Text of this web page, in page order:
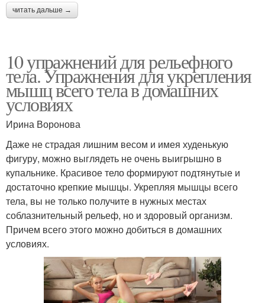
читать дальше →
10 упражнений для рельефного
тела. Упражнения для укрепления
мышц всего тела в домашних
условиях
Ирина Воронова
Даже не страдая лишним весом и имея худенькую
фигуру, можно выглядеть не очень выигрышно в
купальнике. Красивое тело формируют подтянутые и
достаточно крепкие мышцы. Укрепляя мышцы всего
тела, вы не только получите в нужных местах
соблазнительный рельеф, но и здоровый организм.
Причем всего этого можно добиться в домашних
условиях.